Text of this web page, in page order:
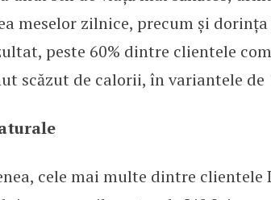
meselor zilnice, precum și
peste 60% dintre clientele
scăzut de calorii, în variantele de
cele mai multe dintre clientele